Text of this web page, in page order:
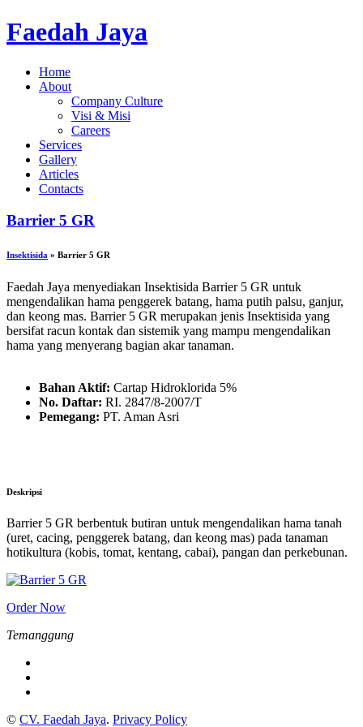
Faedah Jaya
Home
About
Company Culture
Visi & Misi
Careers
Services
Gallery
Articles
Contacts
Barrier 5 GR
Insektisida » Barrier 5 GR
Faedah Jaya menyediakan Insektisida Barrier 5 GR untuk
mengendalikan hama penggerek batang, hama putih palsu, ganjur,
dan keong mas. Barrier 5 GR merupakan jenis Insektisida yang
bersifat racun kontak dan sistemik yang mampu mengendalikan
hama yang menyerang bagian akar tanaman.
Bahan Aktif: Cartap Hidroklorida 5%
No. Daftar: RI. 2847/8-2007/T
Pemegang: PT. Aman Asri
Deskripsi
Barrier 5 GR berbentuk butiran untuk mengendalikan hama tanah
(uret, cacing, penggerek batang, dan keong mas) pada tanaman
hotikultura (kobis, tomat, kentang, cabai), pangan dan perkebunan.
Order Now
Temanggung
© CV. Faedah Jaya. Privacy Policy